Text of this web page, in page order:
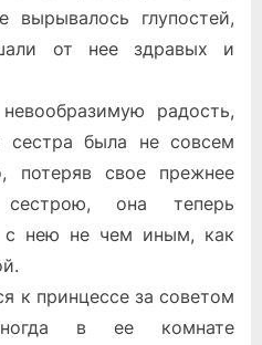
глупостей,
от нее здравых и
радость,
была не совсем
потеряв свое прежнее
она теперь
с нею не чем иным, как
к принцессе за советом
в ее комнате